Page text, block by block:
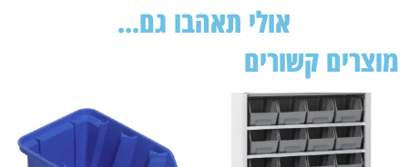
אולי תאהבו גם...
קשורים